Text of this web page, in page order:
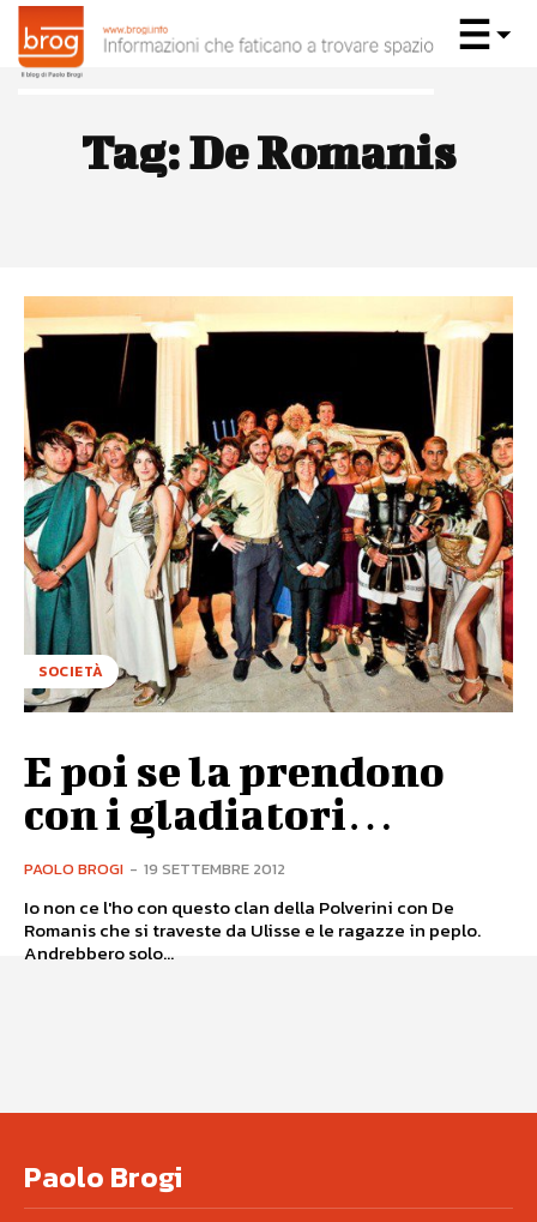
Tag:De Romanis
SOCIETÀ
E poi se la prendono
con i gladiatori…
PAOLO BROGI - 19 SETTEMBRE 2012
Io non ce l'ho con questo clan della Polverini con De
Romanis che si traveste da Ulisse e le ragazze in peplo.
Andrebbero solo...
Paolo Brogi